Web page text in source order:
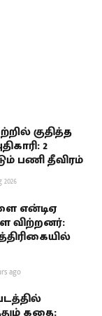
குதித்த
2
பணி தீவிரம்
2026
என்டிஏ
விற்றனர்:
ago